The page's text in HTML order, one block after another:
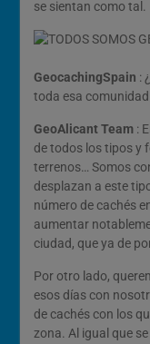
se sientan como tal.
GeocachingSpain :
toda esa
GeoAlicant Team :
de todos los tipos y
terrenos… Somos
desplazan a este
número de cachés
aumentar
ciudad, que ya de
Por otro lado,
esos días con
de cachés con los
zona. Al igual que